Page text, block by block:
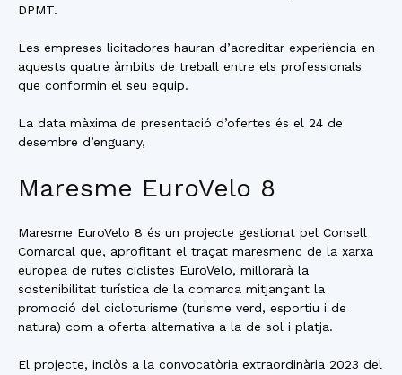
DPMT.
Les empreses licitadores hauran d’acreditar experiència en
aquests quatre àmbits de treball entre els professionals
que conformin el seu equip.
La data màxima de presentació d’ofertes és el 24 de
desembre d’enguany,
Maresme EuroVelo 8
Maresme EuroVelo 8 és un projecte gestionat pel Consell
Comarcal que, aprofitant el traçat maresmenc de la xarxa
europea de rutes ciclistes EuroVelo, millorarà la
sostenibilitat turística de la comarca mitjançant la
promoció del cicloturisme (turisme verd, esportiu i de
natura) com a oferta alternativa a la de sol i platja.
El projecte, inclòs a la convocatòria extraordinària 2023 del